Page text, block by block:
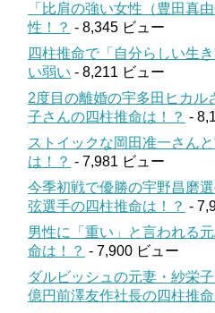
「比肩の強い女性（豊田真
性！？ - 8,345 ビュー
四柱推命で「自分らしい生
い弱い - 8,211 ビュー
2度目の離婚の宇多田ヒカル
子さんの四柱推命は！？ -
ストイックな岡田准一さん
は！？ - 7,981 ビュー
今季初戦で優勝の宇野昌磨
弦選手の四柱推命は！？ -
男性に「重い」と言われる
命は！？ - 7,900 ビュー
ダルビッシュの元妻・紗栄
億円前澤友作社長の四柱推命